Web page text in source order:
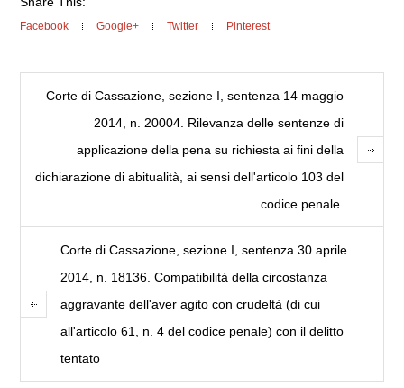
Facebook Google+ Twitter Pinterest
Corte di Cassazione, sezione I, sentenza 14 maggio
2014, n. 20004. Rilevanza delle sentenze di
applicazione della pena su richiesta ai fini della
dichiarazione di abitualità, ai sensi dell'articolo 103 del
codice penale.
Corte di Cassazione, sezione I, sentenza 30 aprile
2014, n. 18136. Compatibilità della circostanza
aggravante dell'aver agito con crudeltà (di cui
all'articolo 61, n. 4 del codice penale) con il delitto
tentato